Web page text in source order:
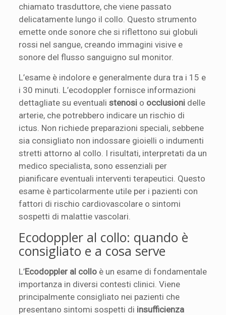
chiamato trasduttore, che viene passato
delicatamente lungo il collo. Questo strumento
emette onde sonore che si riflettono sui globuli
rossi nel sangue, creando immagini visive e
sonore del flusso sanguigno sul monitor.
L’esame è indolore e generalmente dura tra i 15 e
i 30 minuti. L’ecodoppler fornisce informazioni
dettagliate su eventualistenosi o occlusioni delle
arterie, che potrebbero indicare un rischio di
ictus. Non richiede preparazioni speciali, sebbene
sia consigliato non indossare gioielli o indumenti
stretti attorno al collo. I risultati, interpretati da un
medico specialista, sono essenziali per
pianificare eventuali interventi terapeutici. Questo
esame è particolarmente utile per i pazienti con
fattori di rischio cardiovascolare o sintomi
sospetti di malattie vascolari.
Ecodoppler al collo: quando è
consigliato e a cosa serve
L’Ecodoppler al collo è un esame di fondamentale
importanza in diversi contesti clinici. Viene
principalmente consigliato nei pazienti che
presentano sintomi sospetti di insufficienza